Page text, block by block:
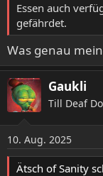
Essen auch
gefährdet.
Was genau
Gaukli
Till Deaf
10. Aug. 2025
Ätsch of Sanity